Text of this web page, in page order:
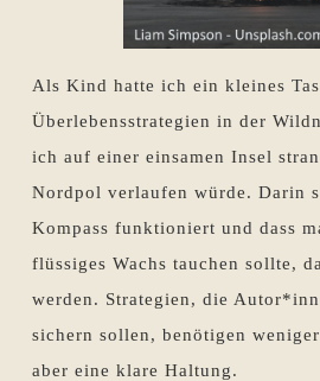
Als Kind hatte ich ein kleines
Überlebensstrategien in der
ich auf einer einsamen Insel
Nordpol verlaufen würde. Darin
Kompass funktioniert und dass
flüssiges Wachs tauchen sollte,
werden. Strategien, die
sichern sollen, benötigen
aber eine klare Haltung.